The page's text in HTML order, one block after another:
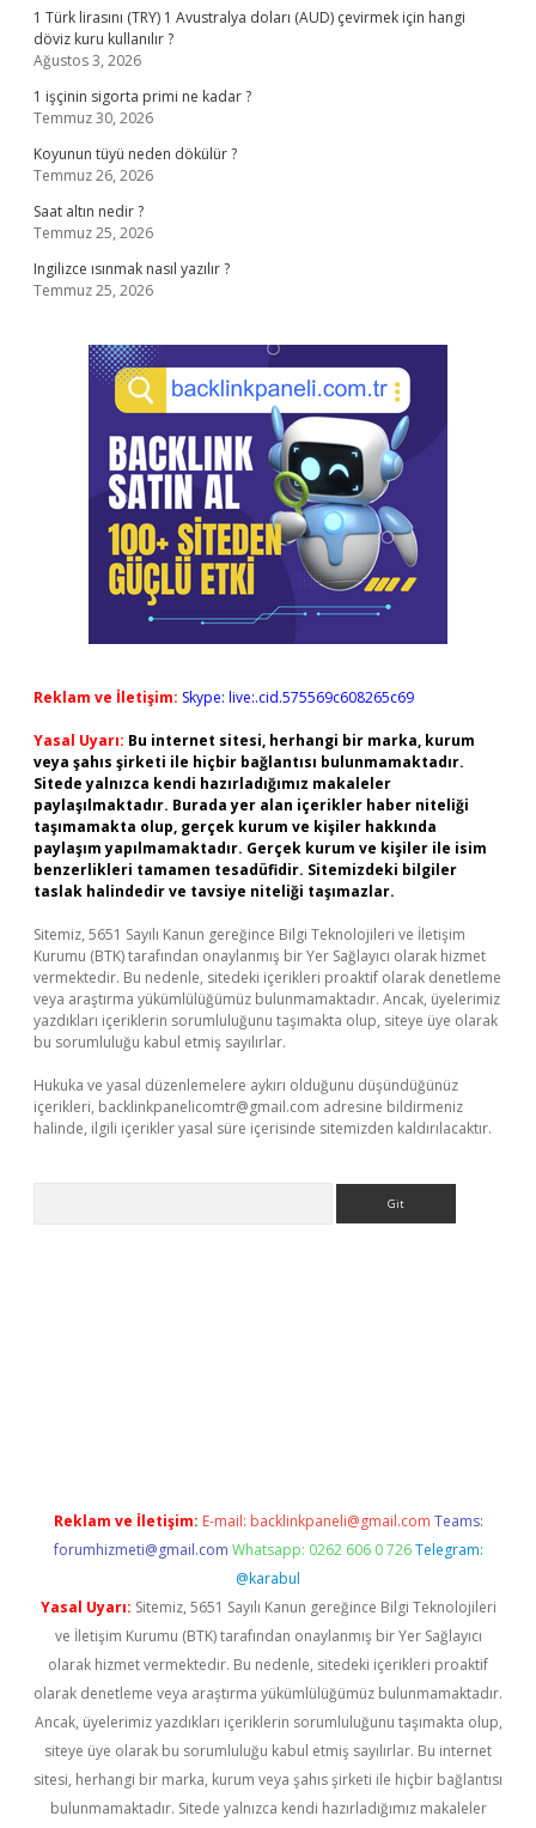
1 Türk lirasını (TRY) 1 Avustralya doları (AUD) çevirmek için hangi
döviz kuru kullanılır ?
Ağustos 3, 2026
1 işçinin sigorta primi ne kadar ?
Temmuz 30, 2026
Koyunun tüyü neden dökülür ?
Temmuz 26, 2026
Saat altın nedir ?
Temmuz 25, 2026
Ingilizce ısınmak nasıl yazılır ?
Temmuz 25, 2026
Reklam ve İletişim: Skype: live:.cid.575569c608265c69
Yasal Uyarı: Bu internet sitesi, herhangi bir marka, kurum
veya şahıs şirketi ile hiçbir bağlantısı bulunmamaktadır.
Sitede yalnızca kendi hazırladığımız makaleler
paylaşılmaktadır. Burada yer alan içerikler haber niteliği
taşımamakta olup, gerçek kurum ve kişiler hakkında
paylaşım yapılmamaktadır. Gerçek kurum ve kişiler ile isim
benzerlikleri tamamen tesadüfidir. Sitemizdeki bilgiler
taslak halindedir ve tavsiye niteliği taşımazlar.
Sitemiz, 5651 Sayılı Kanun gereğince Bilgi Teknolojileri ve İletişim
Kurumu (BTK) tarafından onaylanmış bir Yer Sağlayıcı olarak hizmet
vermektedir. Bu nedenle, sitedeki içerikleri proaktif olarak denetleme
veya araştırma yükümlülüğümüz bulunmamaktadır. Ancak, üyelerimiz
yazdıkları içeriklerin sorumluluğunu taşımakta olup, siteye üye olarak
bu sorumluluğu kabul etmiş sayılırlar.
Hukuka ve yasal düzenlemelere aykırı olduğunu düşündüğünüz
içerikleri, backlinkpanelicomtr@gmail.com adresine bildirmeniz
halinde, ilgili içerikler yasal süre içerisinde sitemizden kaldırılacaktır.
Reklam ve İletişim: E-mail: backlinkpaneli@gmail.com Teams:
forumhizmeti@gmail.com Whatsapp: 0262 606 0 726 Telegram:
@karabul
Yasal Uyarı: Sitemiz, 5651 Sayılı Kanun gereğince Bilgi Teknolojileri
ve İletişim Kurumu (BTK) tarafından onaylanmış bir Yer Sağlayıcı
olarak hizmet vermektedir. Bu nedenle, sitedeki içerikleri proaktif
olarak denetleme veya araştırma yükümlülüğümüz bulunmamaktadır.
Ancak, üyelerimiz yazdıkları içeriklerin sorumluluğunu taşımakta olup,
siteye üye olarak bu sorumluluğu kabul etmiş sayılırlar. Bu internet
sitesi, herhangi bir marka, kurum veya şahıs şirketi ile hiçbir bağlantısı
bulunmamaktadır. Sitede yalnızca kendi hazırladığımız makaleler